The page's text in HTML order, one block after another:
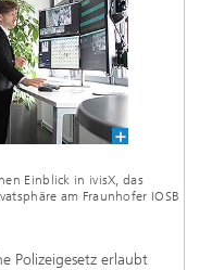
Einblick in ivisX, das
am Fraunhofer IOSB
Polizeigesetz erlaubt